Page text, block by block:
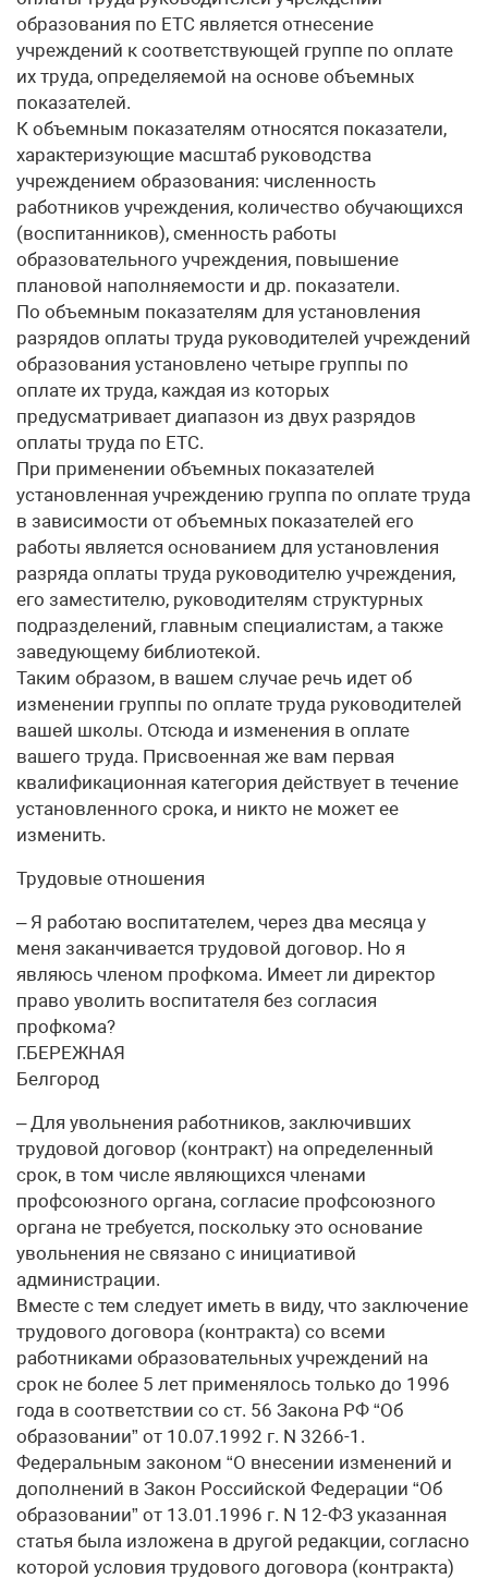
образования по ЕТС является отнесение
учреждений к соответствующей группе по оплате
их труда, определяемой на основе объемных
показателей.
К объемным показателям относятся показатели,
характеризующие масштаб руководства
учреждением образования: численность
работников учреждения, количество обучающихся
(воспитанников), сменность работы
образовательного учреждения, повышение
плановой наполняемости и др. показатели.
По объемным показателям для установления
разрядов оплаты труда руководителей учреждений
образования установлено четыре группы по
оплате их труда, каждая из которых
предусматривает диапазон из двух разрядов
оплаты труда по ЕТС.
При применении объемных показателей
установленная учреждению группа по оплате труда
в зависимости от объемных показателей его
работы является основанием для установления
разряда оплаты труда руководителю учреждения,
его заместителю, руководителям структурных
подразделений, главным специалистам, а также
заведующему библиотекой.
Таким образом, в вашем случае речь идет об
изменении группы по оплате труда руководителей
вашей школы. Отсюда и изменения в оплате
вашего труда. Присвоенная же вам первая
квалификационная категория действует в течение
установленного срока, и никто не может ее
изменить.
Трудовые отношения
– Я работаю воспитателем, через два месяца у
меня заканчивается трудовой договор. Но я
являюсь членом профкома. Имеет ли директор
право уволить воспитателя без согласия
профкома?
Г.БЕРЕЖНАЯ
Белгород
– Для увольнения работников, заключивших
трудовой договор (контракт) на определенный
срок, в том числе являющихся членами
профсоюзного органа, согласие профсоюзного
органа не требуется, поскольку это основание
увольнения не связано с инициативой
администрации.
Вместе с тем следует иметь в виду, что заключение
трудового договора (контракта) со всеми
работниками образовательных учреждений на
срок не более 5 лет применялось только до 1996
года в соответствии со ст. 56 Закона РФ “Об
образовании” от 10.07.1992 г. N 3266-1.
Федеральным законом “О внесении изменений и
дополнений в Закон Российской Федерации “Об
образовании” от 13.01.1996 г. N 12-ФЗ указанная
статья была изложена в другой редакции, согласно
которой условия трудового договора (контракта)